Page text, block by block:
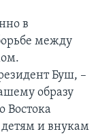
в
между
Буш, –
образу
и внукам